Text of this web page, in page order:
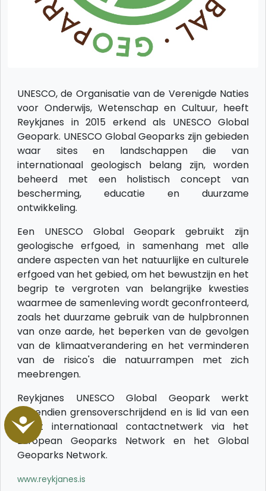
Accessibility
UNESCO, de Organisatie van de Verenigde Naties
voor Onderwijs, Wetenschap en Cultuur, heeft
Reykjanes in 2015 erkend als UNESCO Global
Geopark. UNESCO Global Geoparks zijn gebieden
waar sites en landschappen die van
internationaal geologisch belang zijn, worden
beheerd met een holistisch concept van
bescherming, educatie en duurzame
ontwikkeling.
Een UNESCO Global Geopark gebruikt zijn
geologische erfgoed, in samenhang met alle
andere aspecten van het natuurlijke en culturele
erfgoed van het gebied, om het bewustzijn en het
begrip te vergroten van belangrijke kwesties
waarmee de samenleving wordt geconfronteerd,
zoals het duurzame gebruik van de hulpbronnen
van onze aarde, het beperken van de gevolgen
van de klimaatverandering en het verminderen
van de risico's die natuurrampen met zich
meebrengen.
Reykjanes UNESCO Global Geopark werkt
bovendien grensoverschrijdend en is lid van een
groot internationaal contactnetwerk via het
European Geoparks Network en het Global
Geoparks Network.
www.reykjanes.is